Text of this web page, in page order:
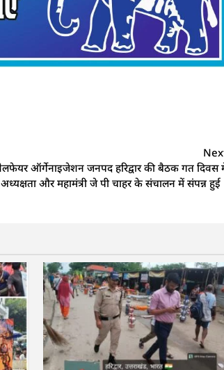
ऑर्गेनाइजेशन जनपद हरिद्वार की बैठक गत दिवस
अध्यक्षता और महामंत्री जे पी चाहर के संचालन में संपन्न हुई